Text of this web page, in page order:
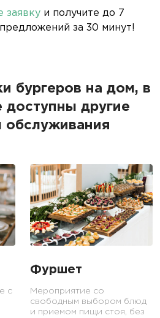
заявкуи получите до 7
за 30 минут!
бургеров на дом, в
доступны другие
с
Фуршет
Мероприятие со
свободным выбором блюд
и приемом пищи стоя, без